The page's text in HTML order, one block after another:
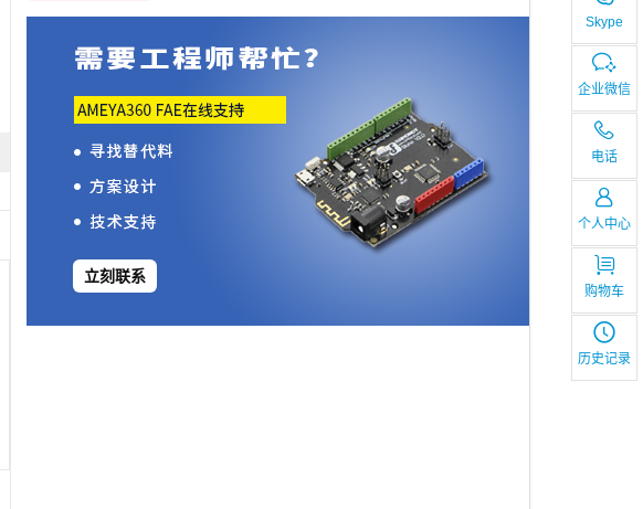
Skype
企业微信
电话
个人中心
购物车
历史记录
立刻联系